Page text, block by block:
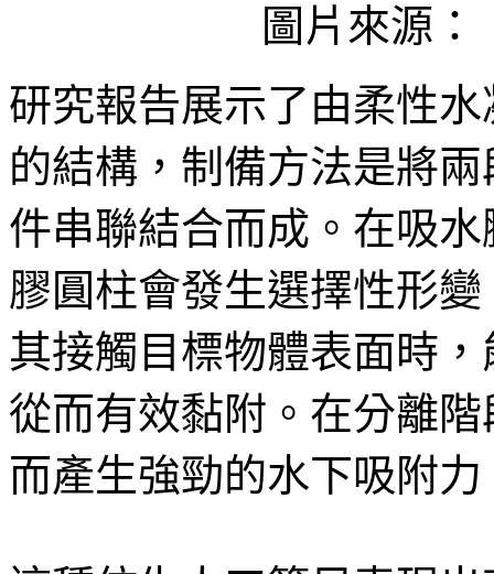
圖片來源：
研究報告展示了由柔性水
的結構，制備方法是將
件串聯結合而成。在吸
膠圓柱會發生選擇性形
其接觸目標物體表面時
從而有效黏附。在分離
而產生強勁的水下吸附力